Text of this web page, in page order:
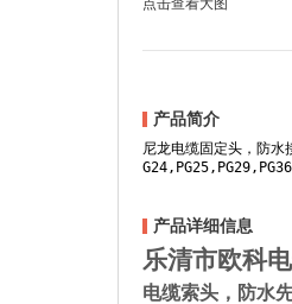
产品简介
尼龙电缆固定头，防
产品详细信息
乐清市欧科
电缆索头，防水